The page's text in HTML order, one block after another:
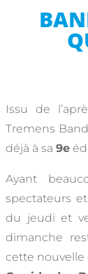
Issu de
Tremens
déjà à sa 9e
Ayant
spectateurs
du jeudi et
dimanche
cette nouvelle